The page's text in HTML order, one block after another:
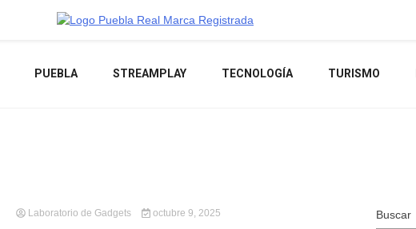
PUEBLA STREAMPLAY TECNOLOGÍA TURISMO
Laboratorio de Gadgets octubre 9, 2025 Buscar